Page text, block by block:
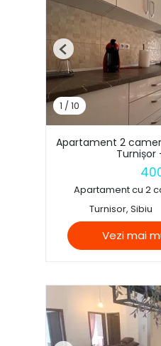
1 / 10
Previous
Apartament 2
Turnișor
Apartament cu 2
Turnisor, Sibiu
Vezi mai